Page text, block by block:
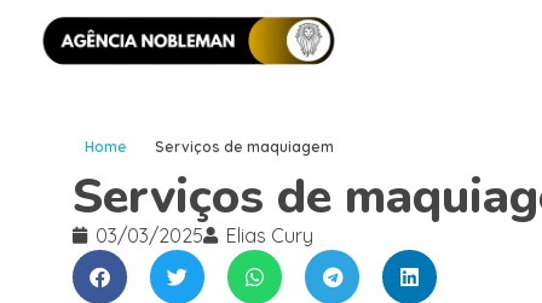
Home Serviços de maquiagem
Serviços de
03/03/2025 Elias Cury